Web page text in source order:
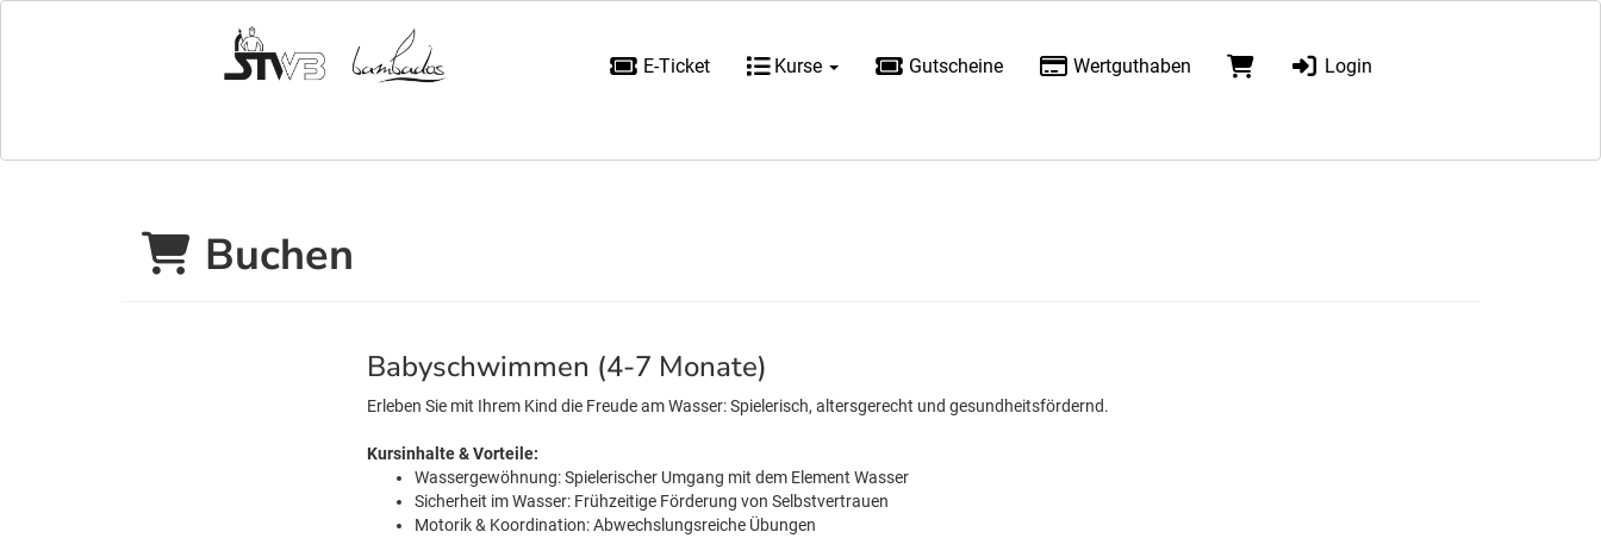
E-Ticket Kurse Gutscheine Wertguthaben Login
Buchen
Babyschwimmen (4-7 Monate)
Erleben Sie mit Ihrem Kind die Freude am Wasser: Spielerisch, altersgerecht und gesundheitsfördernd.
Kursinhalte & Vorteile:
Wassergewöhnung: Spielerischer Umgang mit dem Element Wasser
Sicherheit im Wasser: Frühzeitige Förderung von Selbstvertrauen
Motorik & Koordination: Abwechslungsreiche Übungen